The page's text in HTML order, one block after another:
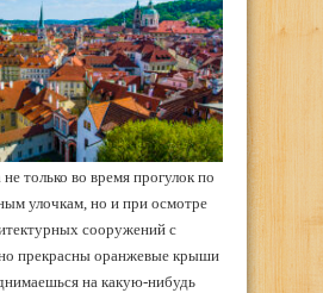
только во время прогулок по
улочкам, но и при осмотре
сооружений с
прекрасны оранжевые крыши
на какую-нибудь